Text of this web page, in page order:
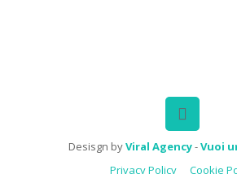
Desisgn byViral Agency-Vuoi
Privacy Policy
Cookie